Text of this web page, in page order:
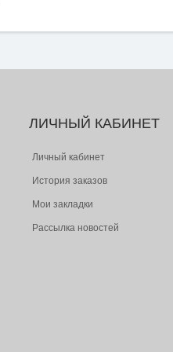
ЛИЧНЫЙ КАБИНЕТ
Личный кабинет
История заказов
Мои закладки
Рассылка новостей